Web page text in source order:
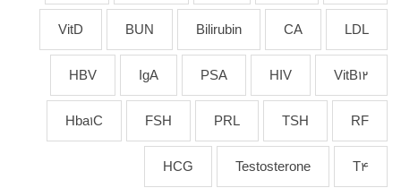
LDL
CA
Bilirubin
BUN
VitD
VitB12
HIV
PSA
IgA
HBV
RF
TSH
PRL
FSH
Hba1C
T4
Testosterone
HCG